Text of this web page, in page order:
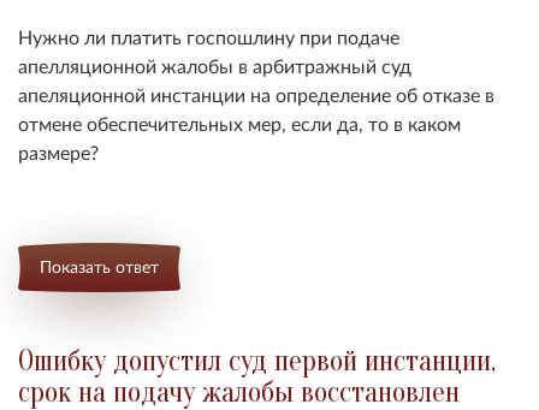
Нужно ли платить госпошлину при подаче
апелляционной жалобы в арбитражный суд
апеляционной инстанции на определение об отказе в
отмене обеспечительных мер, если да, то в каком
размере?
Показать ответ
Ошибку допустил суд первой инстанции,
срок на подачу жалобы восстановлен